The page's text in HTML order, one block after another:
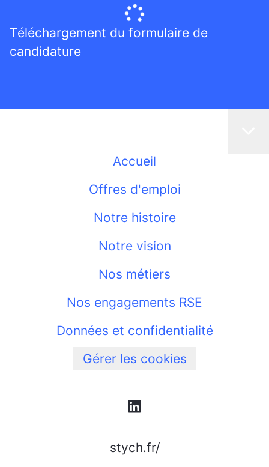
Téléchargement du formulaire de
candidature
Accueil
Offres d'emploi
Notre histoire
Notre vision
Nos métiers
Nos engagements RSE
Données et confidentialité
Gérer les cookies
stych.fr/